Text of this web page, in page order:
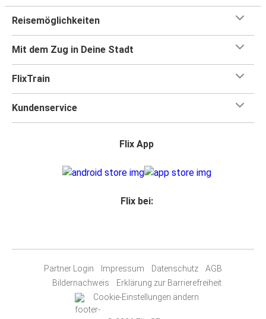
Reisemöglichkeiten
Mit dem Zug in Deine Stadt
FlixTrain
Kundenservice
Flix App
Flix bei:
Partner Login Impressum Datenschutz
AGB
Bildernachweis
Erklärung zur Barrierefreiheit
Cookie-Einstellungen ändern